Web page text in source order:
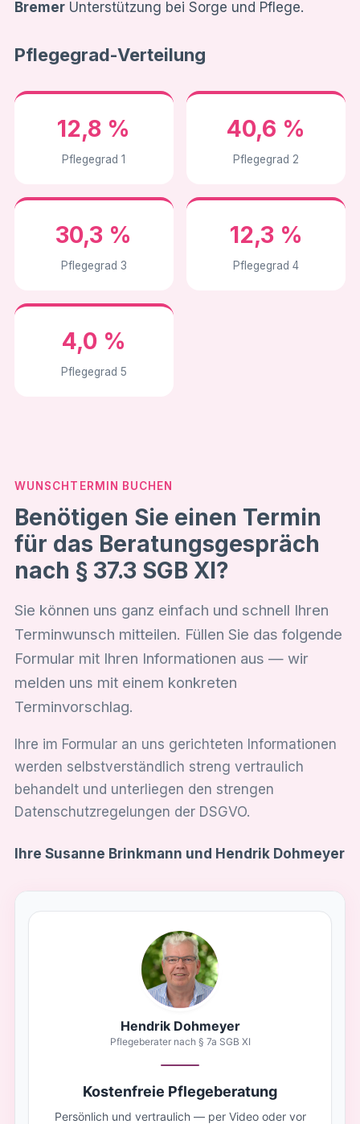
BremerUnterstützung bei Sorge und Pflege.
Pflegegrad-Verteilung
12,8 %
Pflegegrad 1
40,6 %
Pflegegrad 2
30,3 %
Pflegegrad 3
12,3 %
Pflegegrad 4
4,0 %
Pflegegrad 5
WUNSCHTERMIN BUCHEN
Benötigen Sie einen Termin
für das Beratungsgespräch
nach § 37.3 SGB XI?
Sie können uns ganz einfach und schnell Ihren
Terminwunsch mitteilen. Füllen Sie das folgende
Formular mit Ihren Informationen aus — wir
melden uns mit einem konkreten
Terminvorschlag.
Ihre im Formular an uns gerichteten Informationen
werden selbstverständlich streng vertraulich
behandelt und unterliegen den strengen
Datenschutzregelungen der DSGVO.
Ihre Susanne Brinkmann und Hendrik Dohmeyer